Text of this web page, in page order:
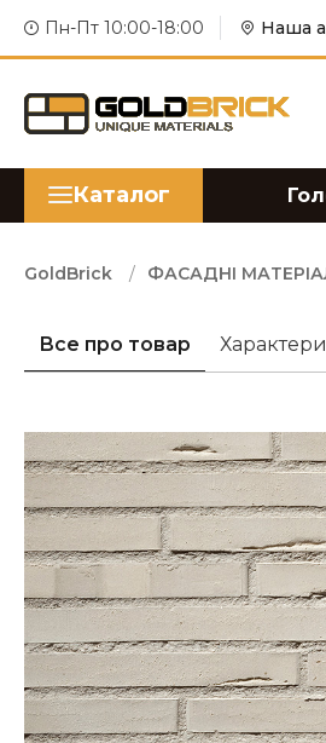
Пн-Пт 10:00-18:00 Наша
Каталог
GoldBrick ФАСАДНІ
Все про товар